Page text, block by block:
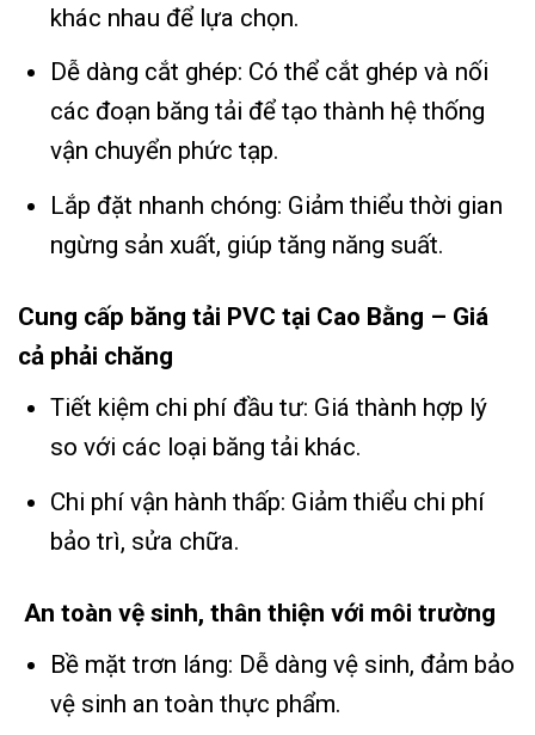
khác nhau để lựa chọn.
Dễ dàng cắt ghép: Có thể cắt ghép và nối
các đoạn băng tải để tạo thành hệ thống
vận chuyển phức tạp.
Lắp đặt nhanh chóng: Giảm thiểu thời gian
ngừng sản xuất, giúp tăng năng suất.
Cung cấp băng tải PVC tại Cao Bằng – Giá
cả phải chăng
Tiết kiệm chi phí đầu tư: Giá thành hợp lý
so với các loại băng tải khác.
Chi phí vận hành thấp: Giảm thiểu chi phí
bảo trì, sửa chữa.
An toàn vệ sinh, thân thiện với môi trường
Bề mặt trơn láng: Dễ dàng vệ sinh, đảm bảo
vệ sinh an toàn thực phẩm.